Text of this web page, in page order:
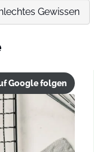
Gewissen
Google folgen